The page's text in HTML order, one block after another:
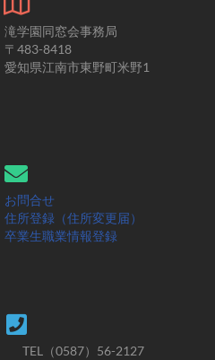
滝学園同窓会事務局
〒483-8418
愛知県江南市東野町米野1
お問合せ
住所登録（住所変更届）
卒業生職業情報登録
TEL（0587）56-2127